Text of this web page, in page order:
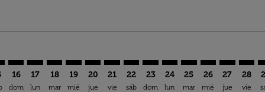
16
dom
17
lun
18
mar
19
mié
20
jue
21
vie
22
sáb
23
dom
24
lun
25
mar
26
mié
27
jue
28
vie